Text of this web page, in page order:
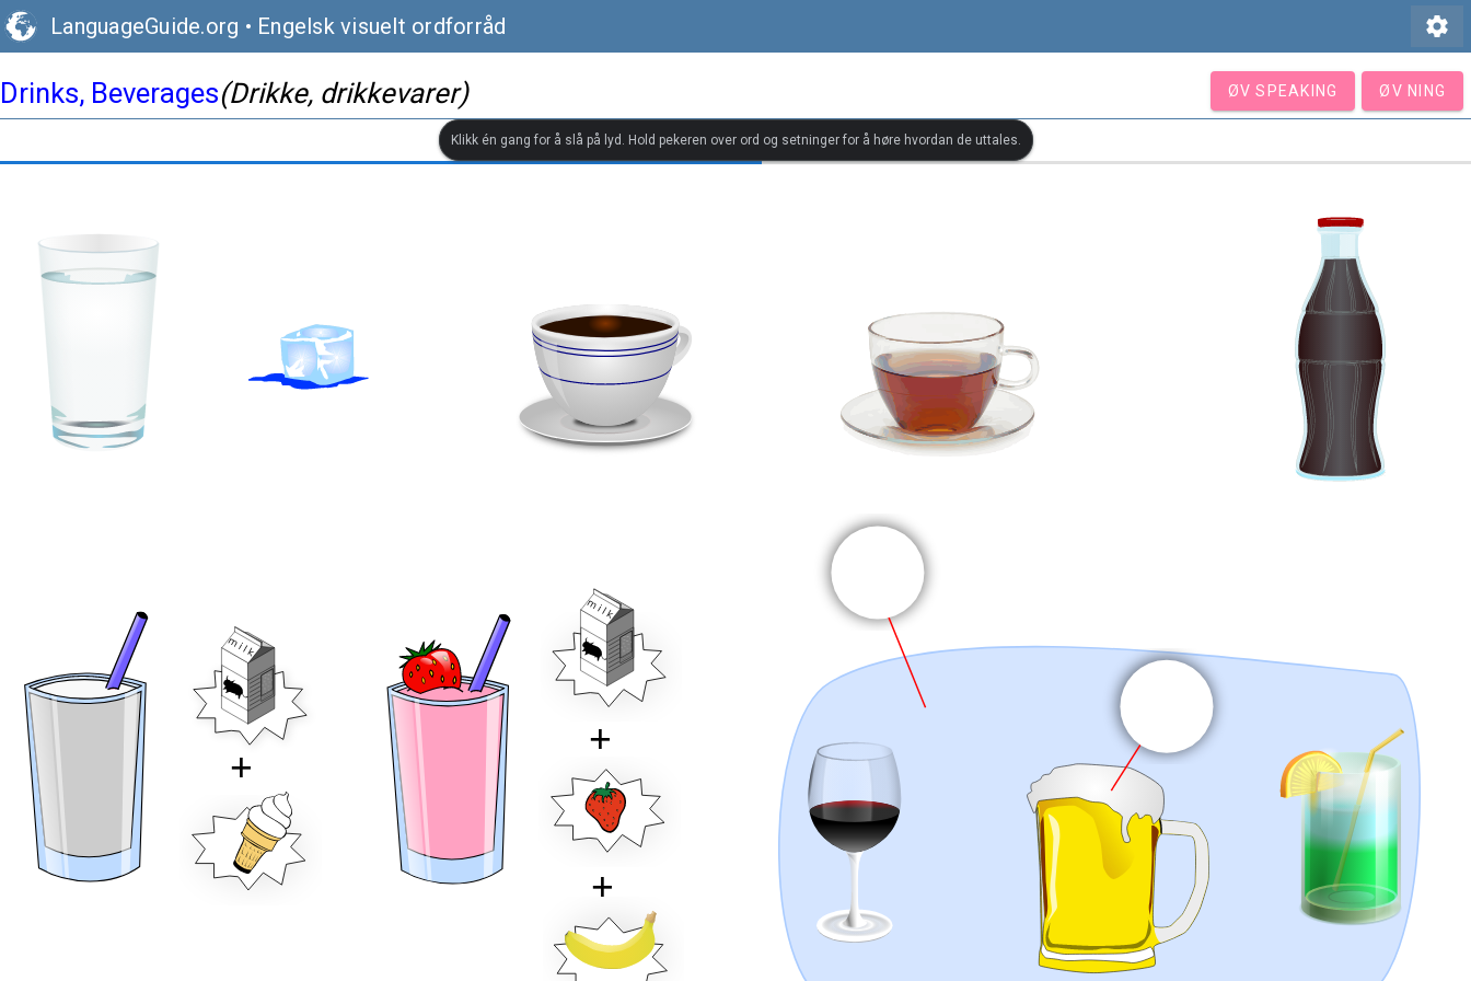
LanguageGuide.org • Engelsk visuelt ordforråd settings
Drinks, Beverages(Drikke, drikkevarer) ØV SPEAKING ØV NING
Klikk én gang for å slå på lyd. Hold pekeren over ord og setninger for å høre hvordan de uttales.